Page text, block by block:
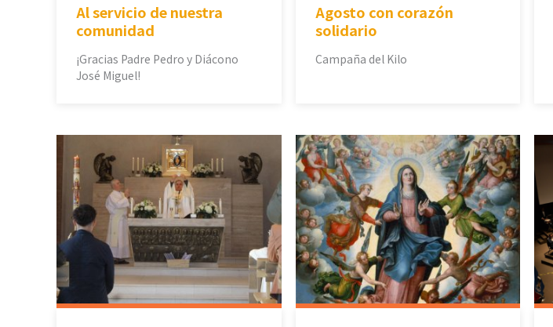
Al servicio de nuestra
comunidad
¡Gracias Padre Pedro y Diácono
José Miguel!
Agosto con corazón
solidario
Campaña del Kilo